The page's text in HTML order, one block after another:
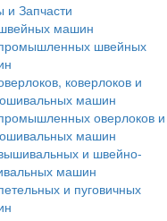
и Запчасти
машин
швейных
коверлоков и
машин
оверлоков и
машин
и швейно-
машин
и пуговичных